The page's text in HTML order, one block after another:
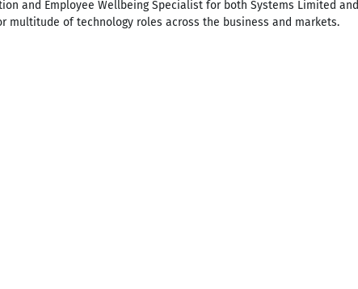
and Employee Wellbeing Specialist for both Systems Limited and
multitude of technology roles across the business and markets.